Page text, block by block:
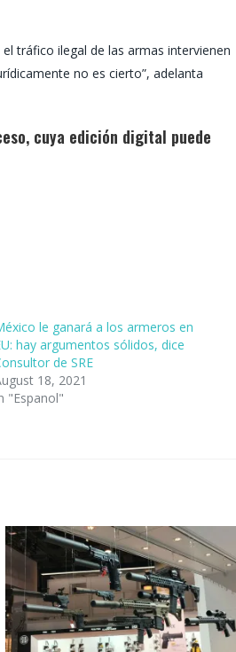
tráfico ilegal de las armas intervienen
no es cierto”, adelanta
cuya edición digital puede
le ganará a los armeros en
hay argumentos sólidos, dice
de SRE
18, 2021
"Espanol"